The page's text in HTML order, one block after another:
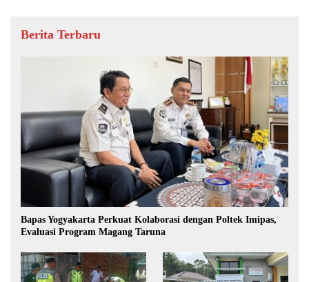
Berita Terbaru
Bapas Yogyakarta Perkuat Kolaborasi dengan Poltek Imipas,
Evaluasi Program Magang Taruna